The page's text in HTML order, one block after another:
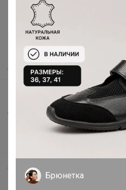
support@24-ok.ru
Написать в поддержку
Защита покупателя
Помощь
О нас
Все предложения
Анонсы
Самое выгодное
Хиты продаж
Брюнетка